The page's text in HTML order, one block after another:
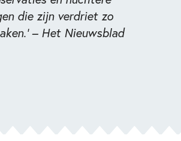
die zijn verdriet zo
– Het Nieuwsblad